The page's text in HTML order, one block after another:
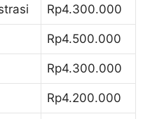
Rp4.300.000
Rp4.500.000
Rp4.300.000
Rp4.200.000